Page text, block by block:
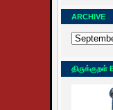
ARCHIVE
திருக்குறள்